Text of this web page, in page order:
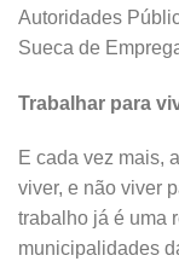
Autoridades
Sueca de
Trabalhar para
E cada vez mais,
viver, e não viver
trabalho já é uma
municipalidades